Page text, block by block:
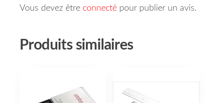
Vous devez être connecté pour publier un avis.
Produits similaires